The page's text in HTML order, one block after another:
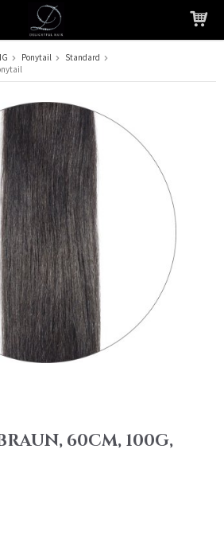
wurde in Ihren Warenkorb gelegt
Ponytail
Standard
60CM, 100G,